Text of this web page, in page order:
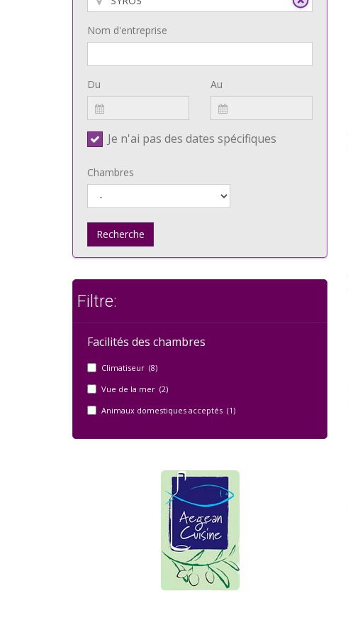
Nom d'entreprise
Du Au
Je n'ai pas des dates spécifiques
Chambres
Recherche
Filtre:
Facilités des chambres
Climatiseur (8)
Vue de la mer (2)
Animaux domestiques acceptés (1)